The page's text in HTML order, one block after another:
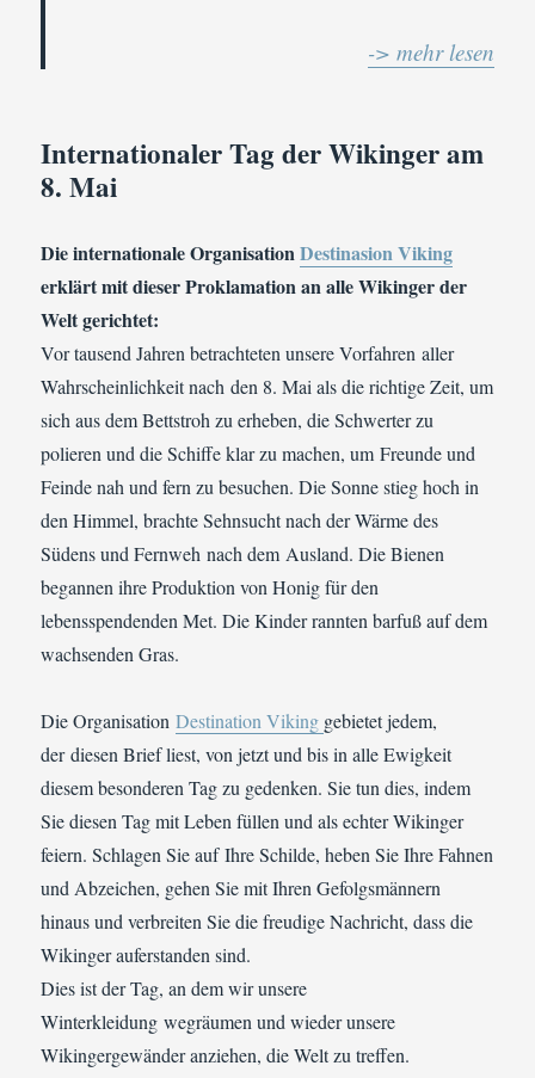
-> mehr lesen
Internationaler Tag der Wikinger am
8. Mai
Die internationale OrganisationDestinasion Viking
erklärt mit dieser Proklamation an alle Wikinger der
Welt gerichtet:
Vor tausend Jahren betrachteten unsere Vorfahren aller
Wahrscheinlichkeit nach den 8. Mai als die richtige Zeit, um
sich aus dem Bettstroh zu erheben, die Schwerter zu
polieren und die Schiffe klar zu machen, um Freunde und
Feinde nah und fern zu besuchen.Die Sonne stieg hoch in
den Himmel, brachte Sehnsucht nach der Wärme des
Südens und Fernweh nach dem Ausland.Die Bienen
begannen ihre Produktion von Honig für den
lebensspendenden Met.Die Kinder rannten barfuß auf dem
wachsenden Gras.
Die OrganisationDestination Viking gebietet jedem,
der diesen Brief liest, von jetzt und bis in alle Ewigkeit
diesem besonderen Tag zu gedenken.Sie tun dies, indem
Sie diesen Tag mit Leben füllen und als echter Wikinger
feiern.Schlagen Sie auf Ihre Schilde, heben Sie Ihre Fahnen
und Abzeichen, gehen Sie mit Ihren Gefolgsmännern
hinaus und verbreiten Sie die freudige Nachricht, dass die
Wikinger auferstanden sind.
Dies ist der Tag, an dem wir unsere
Winterkleidung wegräumen und wieder unsere
Wikingergewänder anziehen, die Welt zu treffen.